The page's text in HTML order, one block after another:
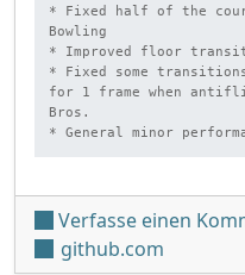
* Fixed half of the
Bowling
* Improved floor
* Fixed some
for 1 frame when
Bros.
* General minor
Verfasse einen
github.com